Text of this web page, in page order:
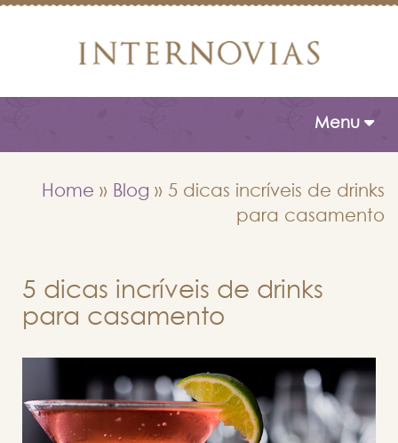
Toggle
Menu
Home » Blog » 5 dicas incríveis de drinks
para casamento
5 dicas incríveis de drinks
para casamento